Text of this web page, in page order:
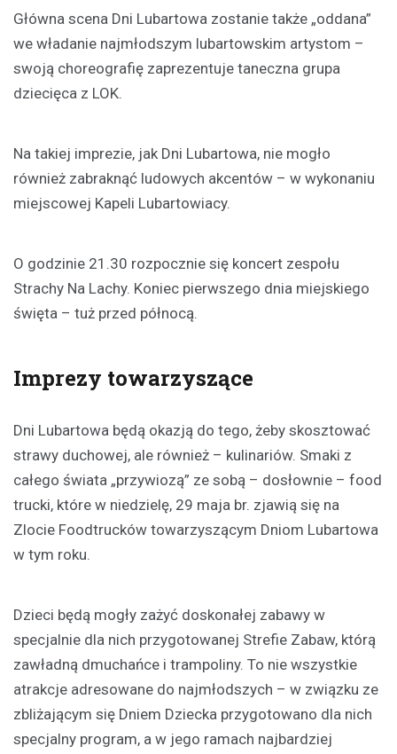
Główna scena Dni Lubartowa zostanie także „oddana”
we władanie najmłodszym lubartowskim artystom –
swoją choreografię zaprezentuje taneczna grupa
dziecięca z LOK.
Na takiej imprezie, jak Dni Lubartowa, nie mogło
również zabraknąć ludowych akcentów – w wykonaniu
miejscowej Kapeli Lubartowiacy.
O godzinie 21.30 rozpocznie się koncert zespołu
Strachy Na Lachy. Koniec pierwszego dnia miejskiego
święta – tuż przed północą.
Imprezy towarzyszące
Dni Lubartowa będą okazją do tego, żeby skosztować
strawy duchowej, ale również – kulinariów. Smaki z
całego świata „przywiozą” ze sobą – dosłownie – food
trucki, które w niedzielę, 29 maja br. zjawią się na
Zlocie Foodtrucków towarzyszącym Dniom Lubartowa
w tym roku.
Dzieci będą mogły zażyć doskonałej zabawy w
specjalnie dla nich przygotowanej Strefie Zabaw, którą
zawładną dmuchańce i trampoliny. To nie wszystkie
atrakcje adresowane do najmłodszych – w związku ze
zbliżającym się Dniem Dziecka przygotowano dla nich
specjalny program, a w jego ramach najbardziej